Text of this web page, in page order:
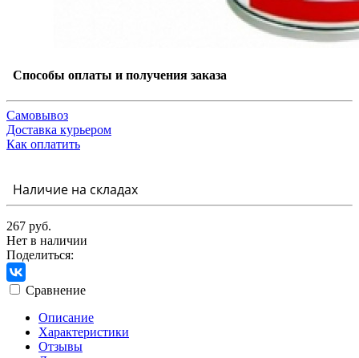
Способы оплаты и получения заказа
Самовывоз
Доставка курьером
Как оплатить
Наличие на складах
267 руб.
Нет в наличии
Поделиться:
Сравнение
Описание
Характеристики
Отзывы